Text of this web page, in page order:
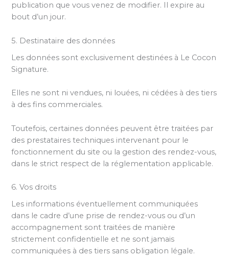
publication que vous venez de modifier. Il expire au
bout d’un jour.
5. Destinataire des données
Les données sont exclusivement destinées à Le Cocon
Signature.
Elles ne sont ni vendues, ni louées, ni cédées à des tiers
à des fins commerciales.
Toutefois, certaines données peuvent être traitées par
des prestataires techniques intervenant pour le
fonctionnement du site ou la gestion des rendez-vous,
dans le strict respect de la réglementation applicable.
6. Vos droits
Les informations éventuellement communiquées
dans le cadre d’une prise de rendez-vous ou d’un
accompagnement sont traitées de manière
strictement confidentielle et ne sont jamais
communiquées à des tiers sans obligation légale.